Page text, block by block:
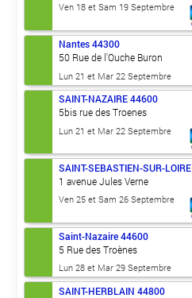
Ven 18 et Sam 19 Septembre
Nantes 44300
50 Rue de l'Ouche Buron
Lun 21 et Mar 22 Septembre
SAINT-NAZAIRE 44600
5bis rue des Troenes
Lun 21 et Mar 22 Septembre
SAINT-SEBASTIEN-SUR-LOIRE
1 avenue Jules Verne
Ven 25 et Sam 26 Septembre
Saint-Nazaire 44600
5 Rue des Troènes
Lun 28 et Mar 29 Septembre
SAINT-HERBLAIN 44800